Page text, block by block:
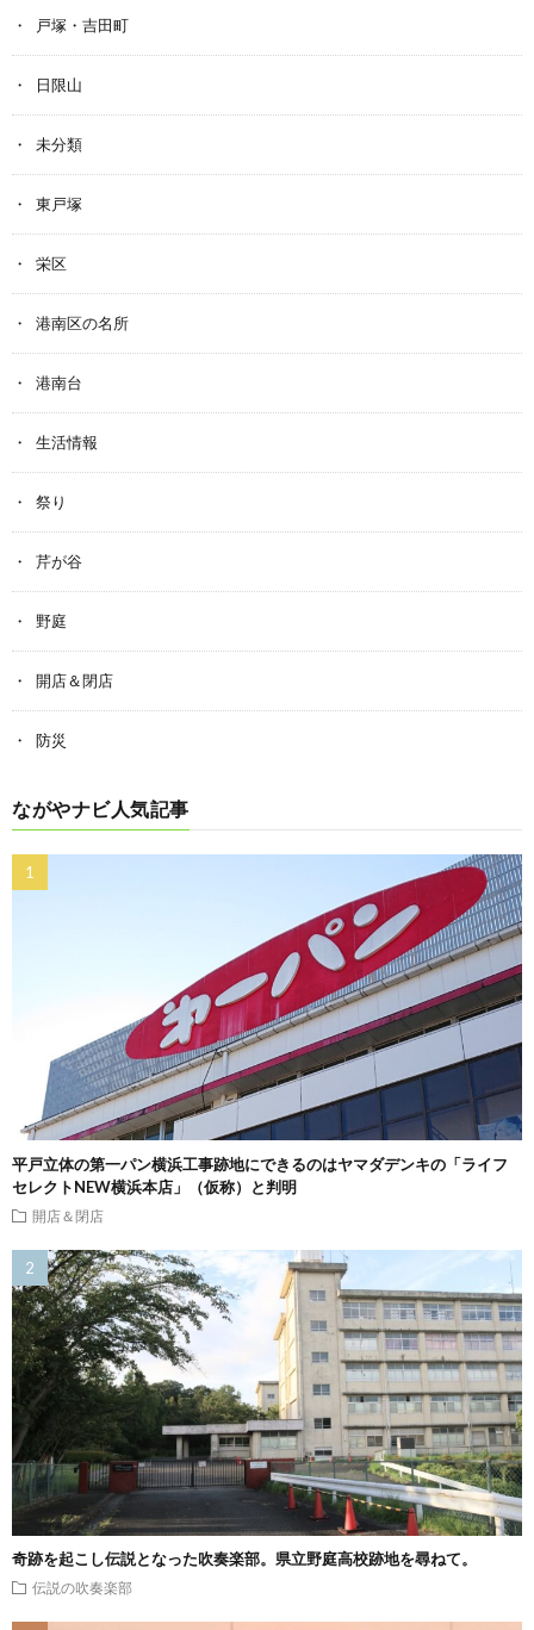
戸塚・吉田町
日限山
未分類
東戸塚
栄区
港南区の名所
港南台
生活情報
祭り
芹が谷
野庭
開店＆閉店
防災
ながやナビ人気記事
平戸立体の第一パン横浜工事跡地にできるのはヤマダデンキの「ライフ
セレクトNEW横浜本店」（仮称）と判明
開店＆閉店
奇跡を起こし伝説となった吹奏楽部。県立野庭高校跡地を尋ねて。
伝説の吹奏楽部